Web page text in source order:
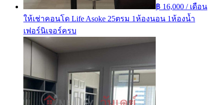
฿ 16,000 / เดือน
ให้เช่าคอนโด Life Asoke 25ตรม 1ห้องนอน 1ห้องน้ำ
เฟอร์นิเจอร์ครบ